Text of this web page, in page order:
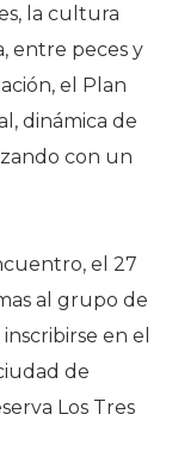
la cultura
entre peces y
el Plan
dinámica de
con un
el 27
al grupo de
en el
de
Los Tres